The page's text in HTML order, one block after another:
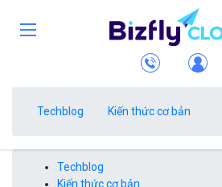
Techblog Kiến thức cơ bản
Techblog
Kiến thức cơ bản